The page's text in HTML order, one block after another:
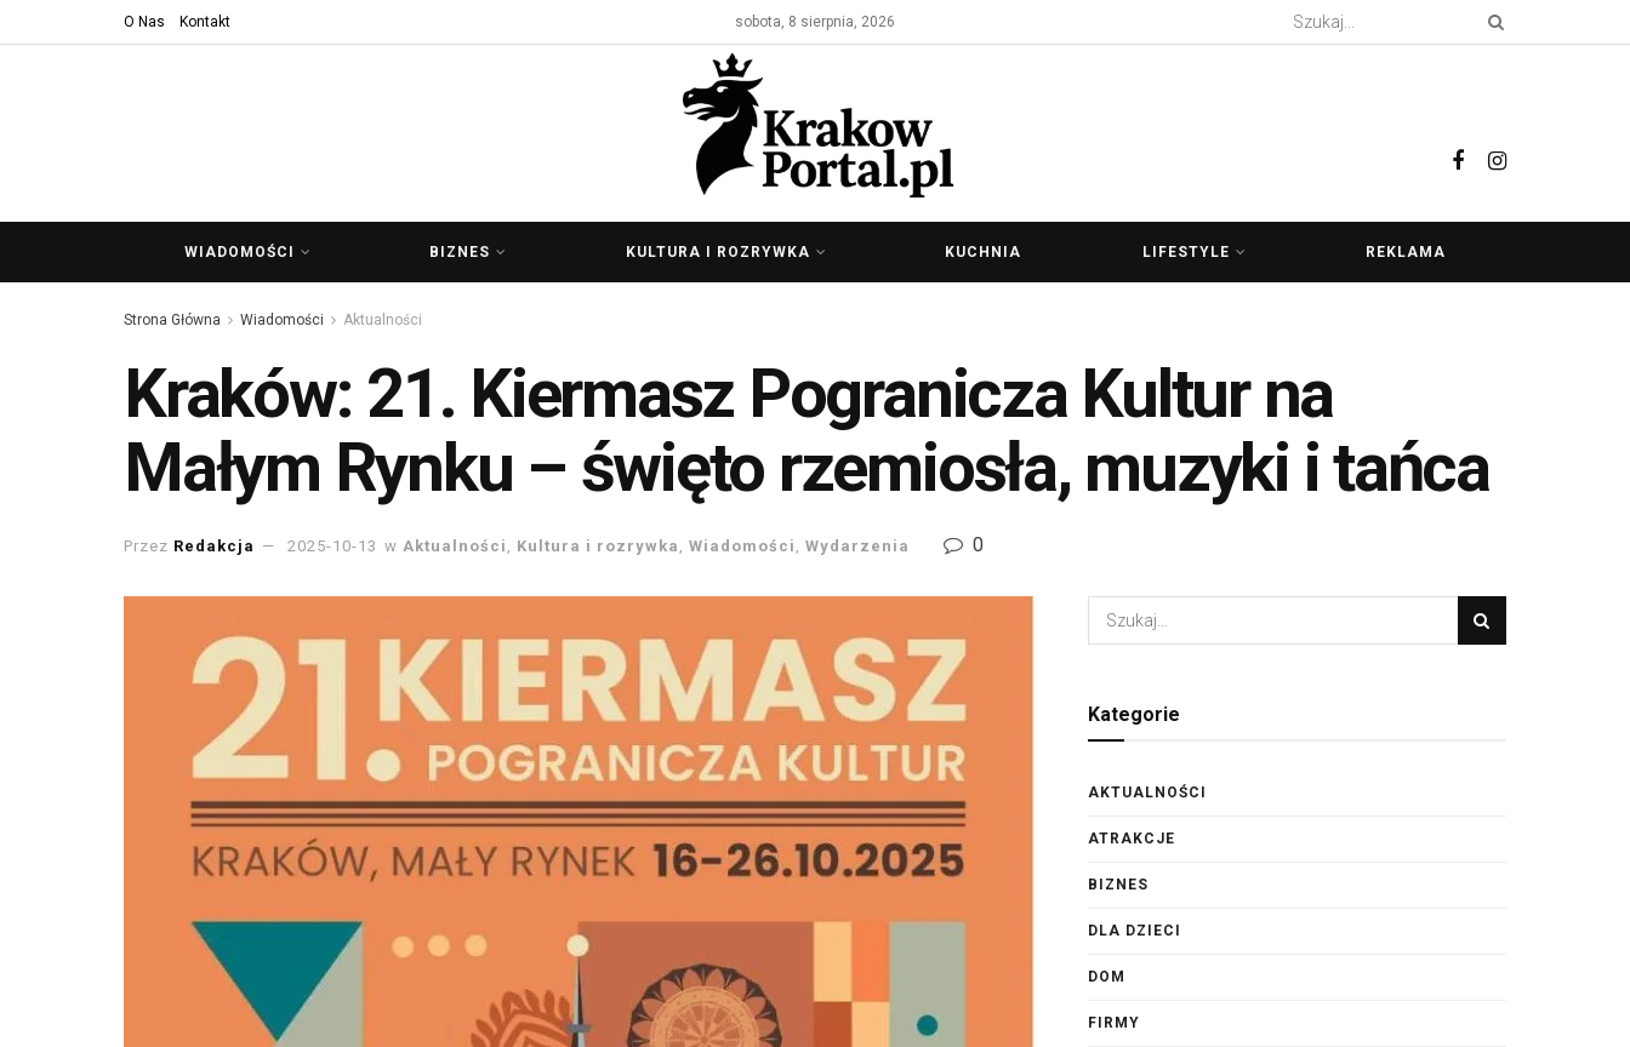
O Nas Kontakt sobota, 8 sierpnia, 2026
WIADOMOŚCI BIZNES KULTURA I ROZRYWKA KUCHNIA LIFESTYLE REKLAMA
Strona Główna Wiadomości Aktualności
Kraków: 21. Kiermasz Pogranicza Kultur na
Małym Rynku – święto rzemiosła, muzyki i tańca
Przez Redakcja 2025-10-13 w Aktualności , Kultura i rozrywka , Wiadomości , Wydarzenia 0
Kategorie
AKTUALNOŚCI
ATRAKCJE
BIZNES
DLA DZIECI
DOM
FIRMY